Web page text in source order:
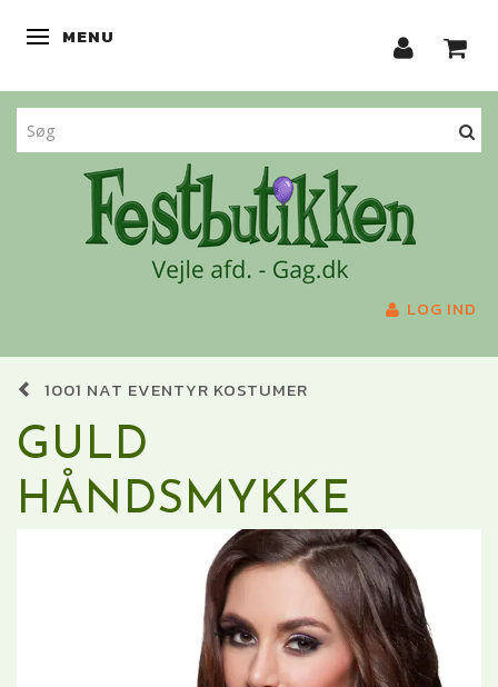
SKIFTE NAVIGATION
MENU
LOG IND
1001 NAT EVENTYR KOSTUMER
GULD
HÅNDSMYKKE